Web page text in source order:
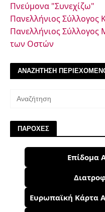
Πνεύμονα "Συνεχίζω"
Πανελλήνιος Σύλλογος
Πανελλήνιος
των Οστών
ΑΝΑΖΗΤΗΣΗ
ΠΑΡΟΧΕΣ
Επίδομα
Ευρωπαϊκή Κάρτα